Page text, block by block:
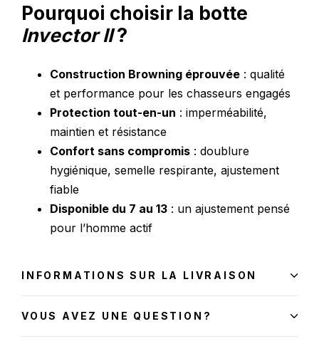
Pourquoi choisir la botte
Invector II?
Construction Browning éprouvée : qualité
et performance pour les chasseurs engagés
Protection tout-en-un : imperméabilité,
maintien et résistance
Confort sans compromis : doublure
hygiénique, semelle respirante, ajustement
fiable
Disponible du 7 au 13 : un ajustement pensé
pour l’homme actif
INFORMATIONS SUR LA LIVRAISON
VOUS AVEZ UNE QUESTION?